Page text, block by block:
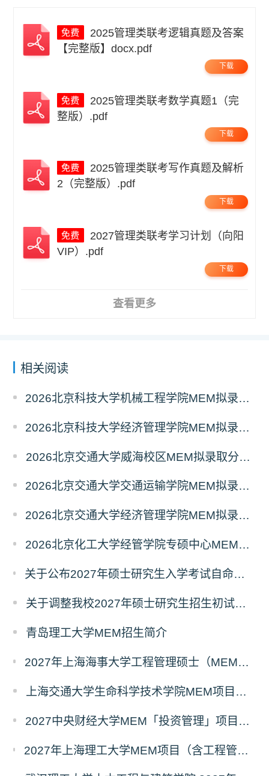
【完整版】docx.pdf
下载
整版）.pdf
下载
2（完整版）.pdf
下载
VIP）.pdf
下载
查看更多
相关阅读
2026北京科技大学机械工程学院MEM拟录取分析解读
2026北京科技大学经济管理学院MEM拟录取分析解读
2026北京交通大学威海校区MEM拟录取分析解读
2026北京交通大学交通运输学院MEM拟录取分析解读
2026北京交通大学经济管理学院MEM拟录取分析解读
2026北京化工大学经管学院专硕中心MEM拟录取分析解读
关于公布2027年硕士研究生入学考试自命题考试科目考试大纲的通知
关于调整我校2027年硕士研究生招生初试科目的公告
青岛理工大学MEM招生简介
2027年上海海事大学工程管理硕士（MEM）宁波产教融合研究生培养项目
上海交通大学生命科学技术学院MEM项目全新介绍
2027中央财经大学MEM「投资管理」项目招生专题正式上线
2027年上海理工大学MEM项目（含工程管理、工业工程与管理、物流工程与管理）奖助学金政策发布